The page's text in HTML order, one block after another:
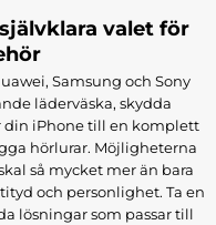
valet för
Samsung och Sony
läderväska, skydda
din iPhone till en komplett
hörlurar. Möjligheterna
så mycket mer än bara
och personlighet. Ta en
lösningar som passar till